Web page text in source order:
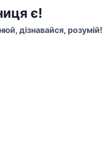
є!
дізнавайся, розумій!